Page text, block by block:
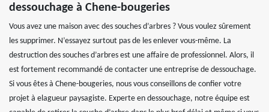
dessouchage à Chene-bougeries
Vous avez une maison avec des souches d’arbres ? Vous voulez sûrement
les supprimer. N’essayez surtout pas de les enlever vous-même. La
destruction des souches d’arbres est une affaire de professionnel. Alors, il
est fortement recommandé de contacter une entreprise de dessouchage.
Si vous êtes à Chene-bougeries, nous vous conseillons de confier votre
projet à elagueur paysagiste. Experte en dessouchage, notre équipe est